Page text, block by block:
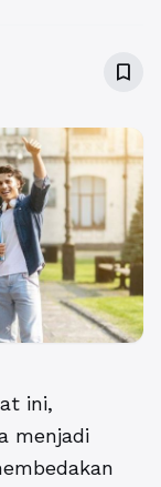
bookmark_border
ini,
menjadi